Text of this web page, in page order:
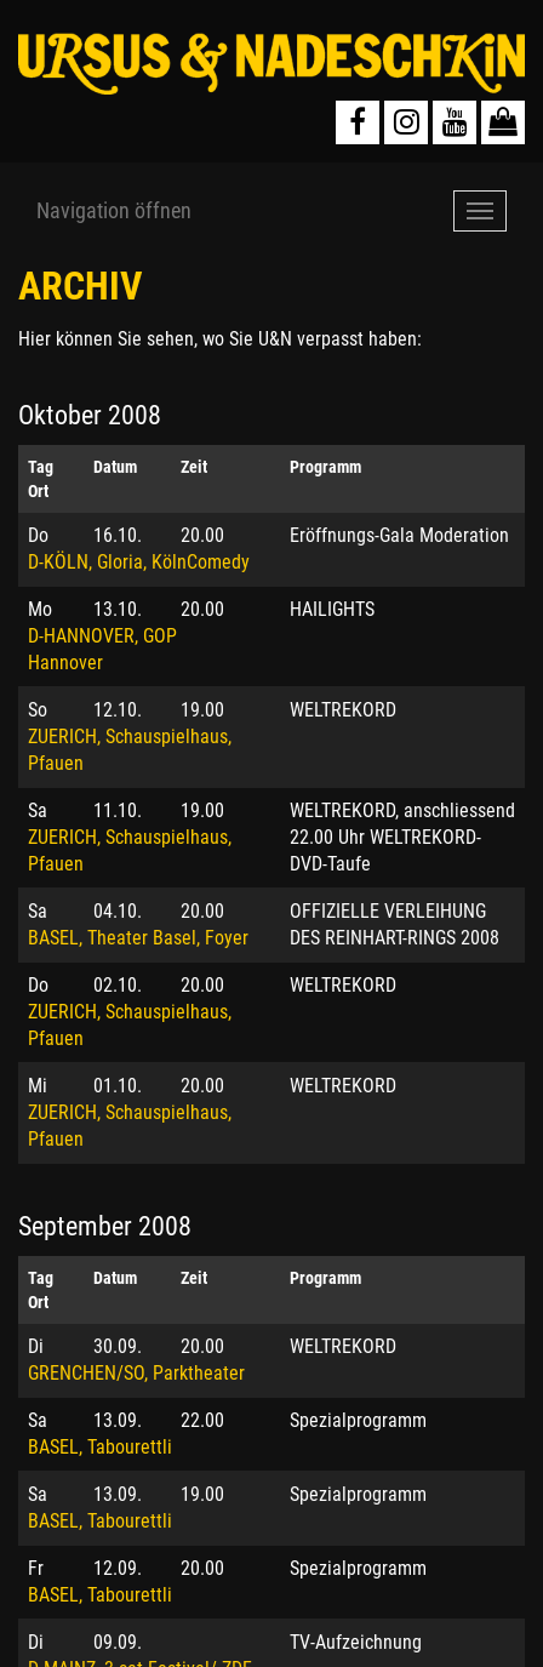
Navigation öffnen
ARCHIV
Hier können Sie sehen, wo Sie U&N verpasst haben:
Oktober 2008
Tag Datum
Zeit
Ort
Programm
Do 16.10.
20.00
D-KÖLN, Gloria, KölnComedy
Eröffnungs-Gala Moderation
Mo 13.10.
20.00
D-HANNOVER, GOP
Hannover
HAILIGHTS
So 12.10.
19.00
ZUERICH, Schauspielhaus,
Pfauen
WELTREKORD
Sa 11.10.
19.00
ZUERICH, Schauspielhaus,
Pfauen
WELTREKORD, anschliessend
22.00 Uhr WELTREKORD-
DVD-Taufe
Sa 04.10.
20.00
BASEL, Theater Basel, Foyer
OFFIZIELLE VERLEIHUNG
DES REINHART-RINGS 2008
Do 02.10.
20.00
ZUERICH, Schauspielhaus,
Pfauen
WELTREKORD
Mi 01.10.
20.00
ZUERICH, Schauspielhaus,
Pfauen
WELTREKORD
September 2008
Tag Datum
Zeit
Ort
Programm
Di 30.09.
20.00
GRENCHEN/SO, Parktheater
WELTREKORD
Sa 13.09.
22.00
BASEL, Tabourettli
Spezialprogramm
Sa 13.09.
19.00
BASEL, Tabourettli
Spezialprogramm
Fr 12.09.
20.00
BASEL, Tabourettli
Spezialprogramm
Di
09.09.
TV-Aufzeichnung